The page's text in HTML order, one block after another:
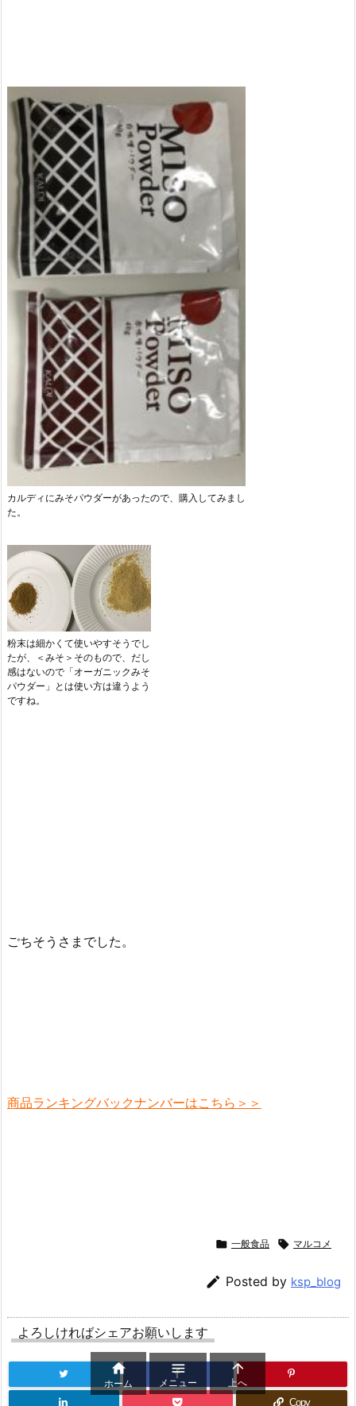
カルディにみそパウダーがあったので、購入してみまし
た。
粉末は細かくて使いやすそうでし
たが、＜みそ＞そのもので、だし
感はないので「オーガニックみそ
パウダー」とは使い方は違うよう
ですね。
ごちそうさまでした。
商品ランキングバックナンバーはこちら＞＞
 一般食品  マルコメ
 Posted by ksp_blog
よろしければシェアお願いします
Copy

ホーム

メニュー

上へ